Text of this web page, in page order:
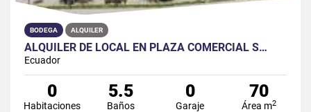
BODEGA ALQUILER
ALQUILER DE LOCAL EN PLAZA COMERCIAL S…
Ecuador
0
Habitaciones
5.5
Baños
0
Garaje
70
Área m2